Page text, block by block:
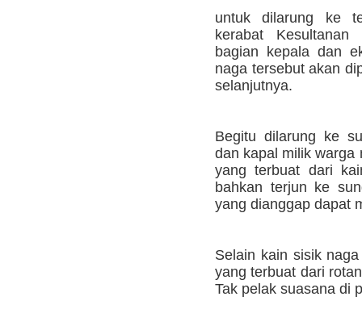
untuk dilarung ke
kerabat
bagian kepala dan
naga tersebut akan
selanjutnya.
Begitu dilarung ke
dan kapal milik warga
yang terbuat dari
bahkan terjun ke
yang dianggap dapat
Selain kain sisik
yang terbuat dari
Tak pelak suasana di